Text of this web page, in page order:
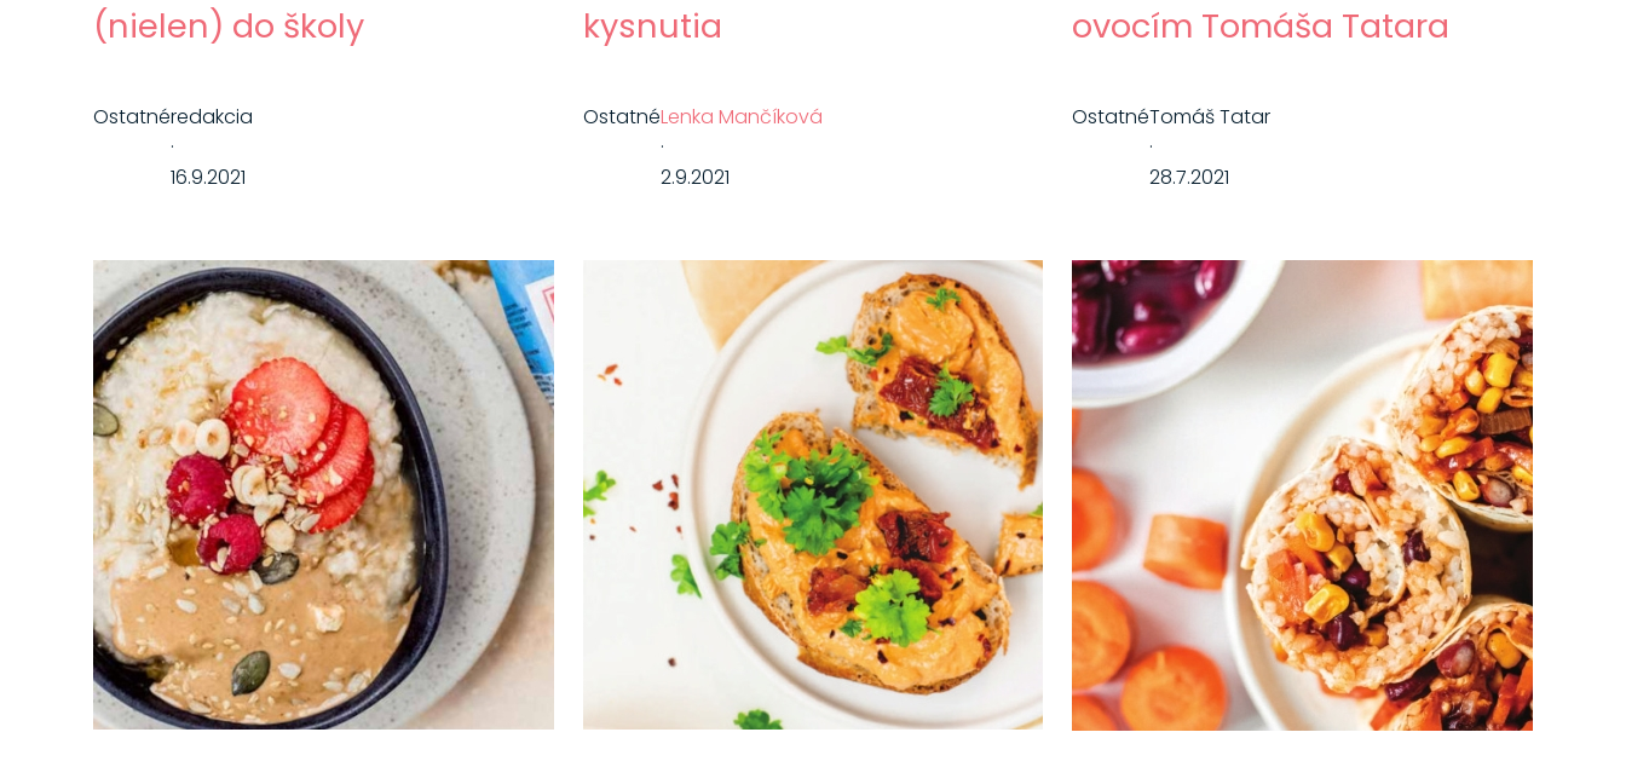
(nielen) do školy
Ostatnéredakcia
·
16.9.2021
kysnutia
OstatnéLenka Mančíková
·
2.9.2021
ovocím Tomáša Tatara
OstatnéTomáš Tatar
·
28.7.2021